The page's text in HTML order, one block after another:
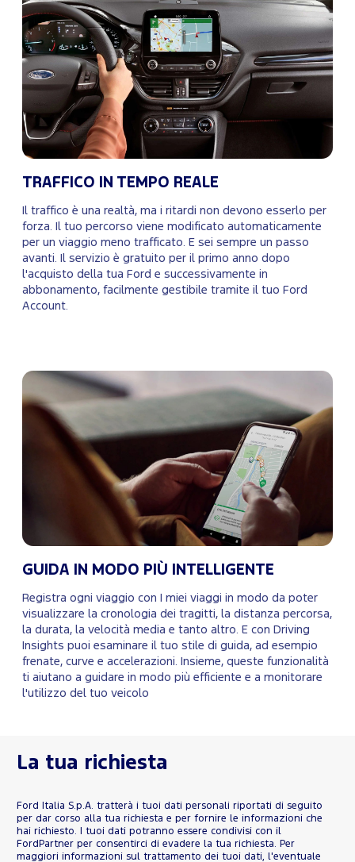
TRAFFICO IN TEMPO REALE
Il traffico è una realtà, ma i ritardi non devono esserlo per
forza. Il tuo percorso viene modificato automaticamente
per un viaggio meno trafficato. E sei sempre un passo
avanti. Il servizio è gratuito per il primo anno dopo
l'acquisto della tua Ford e successivamente in
abbonamento, facilmente gestibile tramite il tuo Ford
Account.
GUIDA IN MODO PIÙ INTELLIGENTE
Registra ogni viaggio con I miei viaggi in modo da poter
visualizzare la cronologia dei tragitti, la distanza percorsa,
la durata, la velocità media e tanto altro. E con Driving
Insights puoi esaminare il tuo stile di guida, ad esempio
frenate, curve e accelerazioni. Insieme, queste funzionalità
ti aiutano a guidare in modo più efficiente e a monitorare
l'utilizzo del tuo veicolo
La tua richiesta
Ford Italia S.p.A. tratterà i tuoi dati personali riportati di seguito
per dar corso alla tua richiesta e per fornire le informazioni che
hai richiesto. I tuoi dati potranno essere condivisi con il
FordPartner per consentirci di evadere la tua richiesta. Per
maggiori informazioni sul trattamento dei tuoi dati, l'eventuale